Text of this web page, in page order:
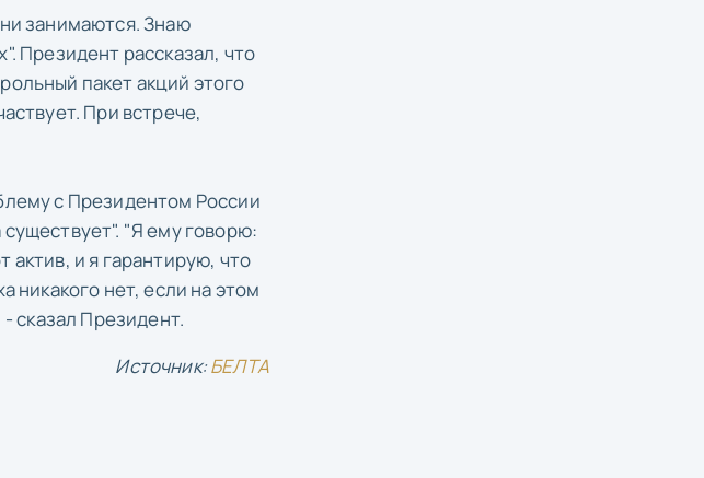
занимаются. Знаю
Президент рассказал, что
пакет акций этого
При встрече,
с Президентом России
"Я ему говорю:
актив, и я гарантирую, что
никакого нет, если на этом
сказал Президент.
Источник:БЕЛТА